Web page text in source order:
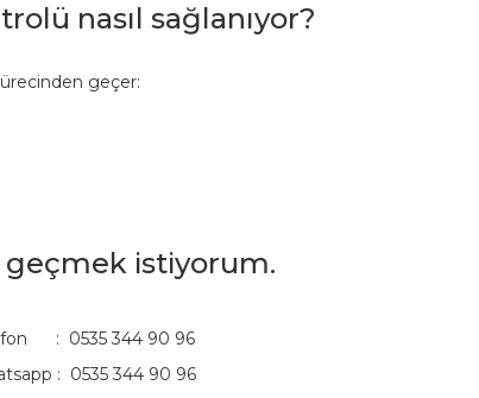
nasıl sağlanıyor?
geçer:
geçmek istiyorum.
: 0535 344 90 96
: 0535 344 90 96